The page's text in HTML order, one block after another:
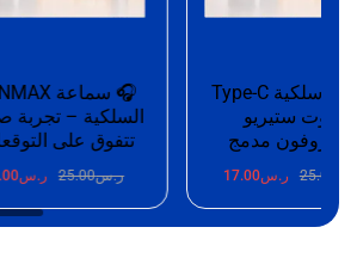
سماعة سلكية Type-C
ستيريو
مدمج
ر.س 17.00
🎧 سماعة WINMAX
السلكية – تجربة صوت
تتفوق على التوقعات
25.00 ر.س 15.00